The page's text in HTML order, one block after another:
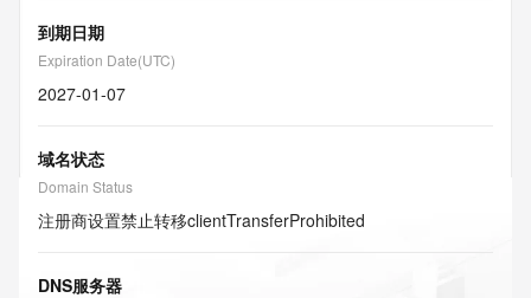
到期日期
Expiration Date(UTC)
2027-01-07
域名状态
Domain Status
注册商设置禁止转移clientTransferProhibited
DNS服务器